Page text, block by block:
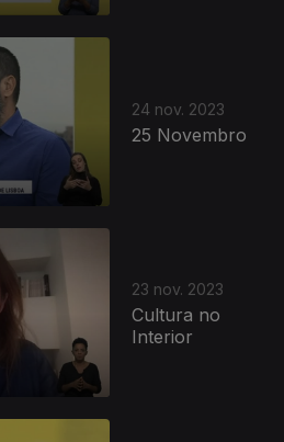
24 nov. 2023
25 Novembro
23 nov. 2023
Cultura no
Interior